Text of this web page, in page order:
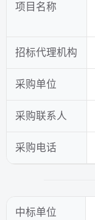
项目名称
招标代理机构
采购单位
采购联系人
采购电话
中标单位